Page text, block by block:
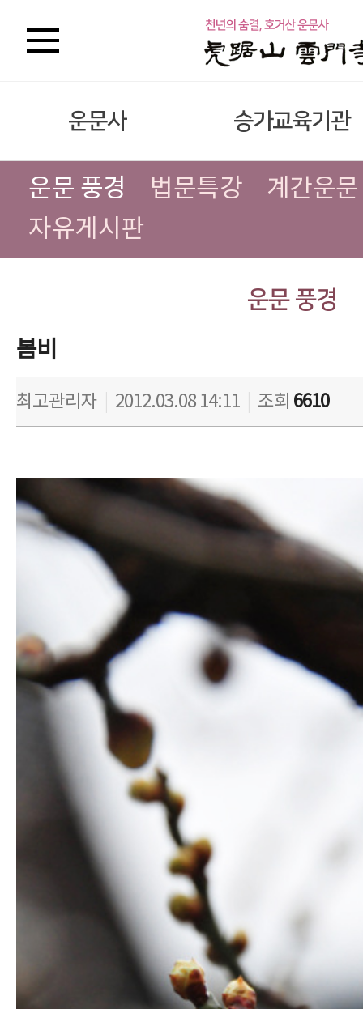
운문사 승가교육기관
운문 풍경 법문특강
계간운문
자유게시판
운문 풍경
봄비
최고관리자 2012.03.08 14:11 조회 6610